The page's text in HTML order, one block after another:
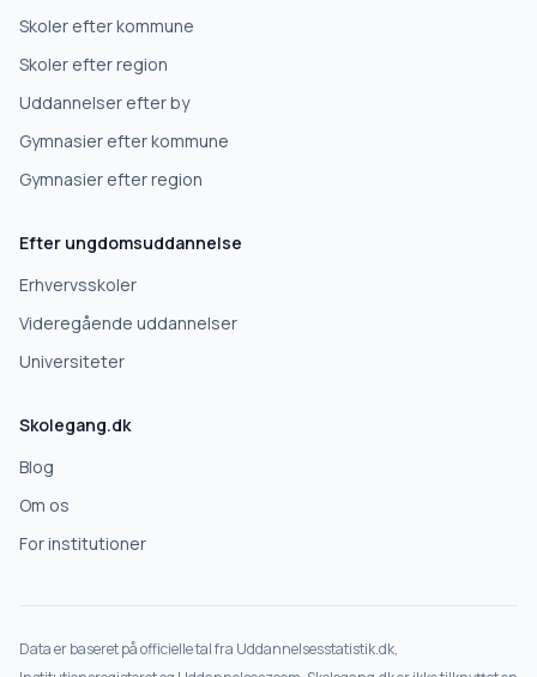
Skoler efter kommune
Skoler efter region
Uddannelser efter by
Gymnasier efter kommune
Gymnasier efter region
Efter ungdomsuddannelse
Erhvervsskoler
Videregående uddannelser
Universiteter
Skolegang.dk
Blog
Om os
For institutioner
Data er baseret på officielle tal fra Uddannelsesstatistik.dk,